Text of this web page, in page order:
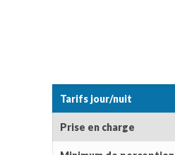
Tarifs jour/nuit
Prise en charge